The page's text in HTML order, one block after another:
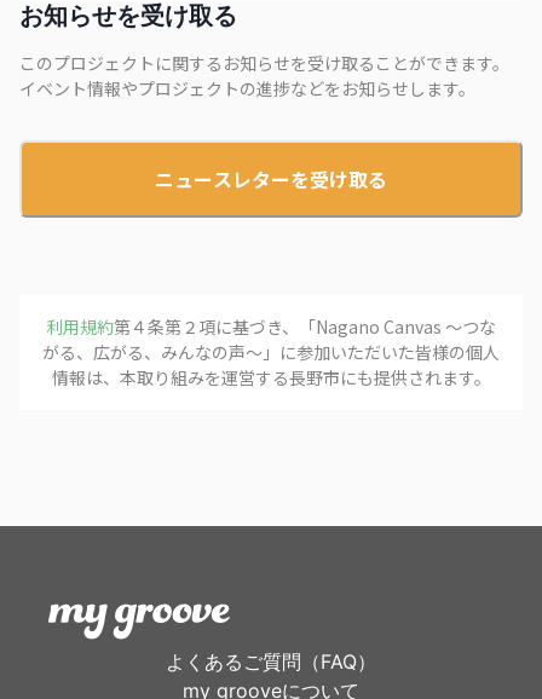
お知らせを受け取る
このプロジェクトに関するお知らせを受け取ることができます。
イベント情報やプロジェクトの進捗などをお知らせします。
ニュースレターを受け取る
利用規約第４条第２項に基づき、「Nagano Canvas 〜つな
がる、広がる、みんなの声〜 」に参加いただいた皆様の個人
情報は、本取り組みを運営する長野市にも提供されます。
よくあるご質問（FAQ）
my grooveについて